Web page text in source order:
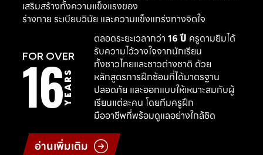
เสริมสร้างทั้งความแข็งแรงของ
ร่างกาย ระเบียบวินัย และความแข็งแกร่งทางจิตใจ
FOR OVER
16YEARS
ตลอดระยะเวลากว่า 16 ปี ครูดามยิมได้
รับความไว้วางใจจากนักเรียน
ทั้งชาวไทยและชาวต่างชาติ ด้วย
หลักสูตรการฝึกซ้อมที่ได้มาตรฐาน
ปลอดภัย และออกแบบให้เหมาะสมกับผู้
เรียนแต่ละคน โดยทีมครูฝึก
มืออาชีพที่พร้อมดูแลอย่างใกล้ชิด
อ่านเพิ่มเติม